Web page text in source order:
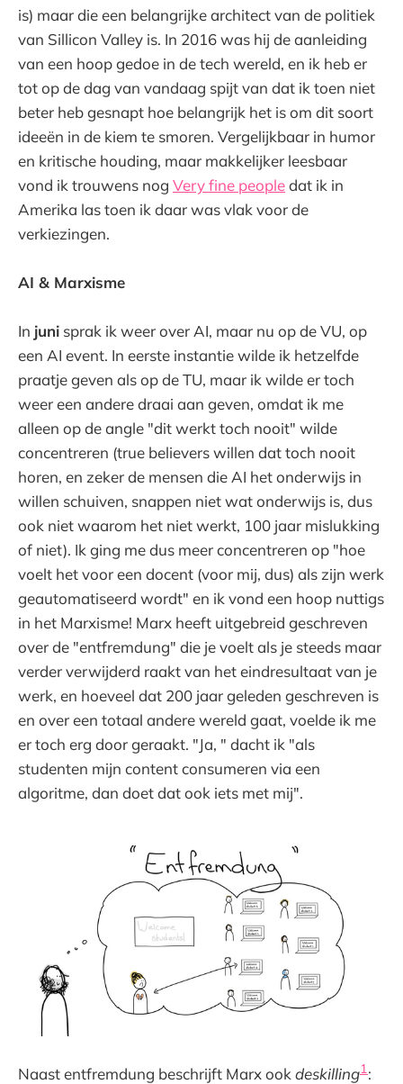
is) maar die een belangrijke architect van de politiek
van Sillicon Valley is. In 2016 was hij de aanleiding
van een hoop gedoe in de tech wereld, en ik heb er
tot op de dag van vandaag spijt van dat ik toen niet
beter heb gesnapt hoe belangrijk het is om dit soort
ideeën in de kiem te smoren. Vergelijkbaar in humor
en kritische houding, maar makkelijker leesbaar
vond ik trouwens nog Very fine peopledat ik in
Amerika las toen ik daar was vlak voor de
verkiezingen.
AI & Marxisme
In juni sprak ik weer over AI, maar nu op de VU, op
een AI event. In eerste instantie wilde ik hetzelfde
praatje geven als op de TU, maar ik wilde er toch
weer een andere draai aan geven, omdat ik me
alleen op de angle "dit werkt toch nooit" wilde
concentreren (true believers willen dat toch nooit
horen, en zeker de mensen die AI het onderwijs in
willen schuiven, snappen niet wat onderwijs is, dus
ook niet waarom het niet werkt, 100 jaar mislukking
of niet). Ik ging me dus meer concentreren op "hoe
voelt het voor een docent (voor mij, dus) als zijn werk
geautomatiseerd wordt" en ik vond een hoop nuttigs
in het Marxisme! Marx heeft uitgebreid geschreven
over de "entfremdung" die je voelt als je steeds maar
verder verwijderd raakt van het eindresultaat van je
werk, en hoeveel dat 200 jaar geleden geschreven is
en over een totaal andere wereld gaat, voelde ik me
er toch erg door geraakt. "Ja, " dacht ik "als
studenten mijn content consumeren via een
algoritme, dan doet dat ook iets met mij".
Naast entfremdung beschrijft Marx ook deskilling1: